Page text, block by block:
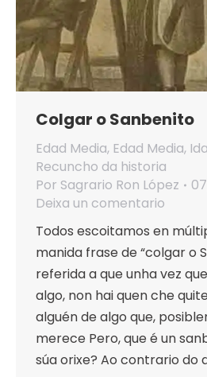
Colgar o Sanbenito
Edad Media, Edad Media,
Recuncho da historia
Por Sagrario Ron López
Deixa un comentario
Todos escoitamos en
manida frase de “colgar o
referida a que unha vez
algo, non hai quen che
alguén de algo que,
merece Pero, que é un
súa orixe? Ao contrario do